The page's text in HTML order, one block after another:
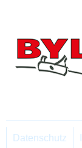
Datenschutz